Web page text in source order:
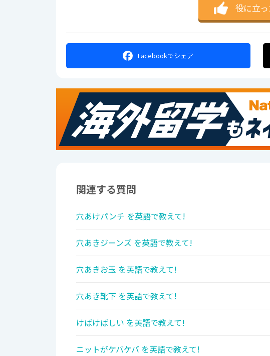
役に立
Facebookでシェア
関連する質問
穴あけパンチ を英語で教えて!
穴あきジーンズ を英語で教えて!
穴あきお玉 を英語で教えて!
穴あき靴下 を英語で教えて!
けばけばしい を英語で教えて!
ニットがケバケバ を英語で教えて!